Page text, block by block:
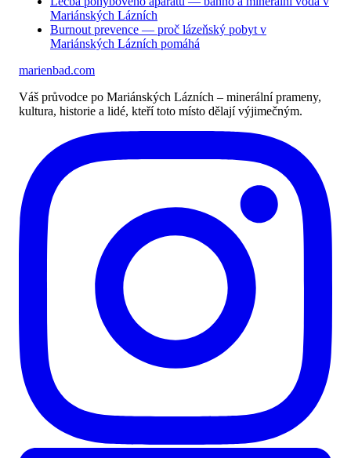
Mariánských Lázních
Burnout prevence — proč lázeňský pobyt v
Mariánských Lázních pomáhá
marienbad.com
Váš průvodce po Mariánských Lázních – minerální prameny,
kultura, historie a lidé, kteří toto místo dělají výjimečným.